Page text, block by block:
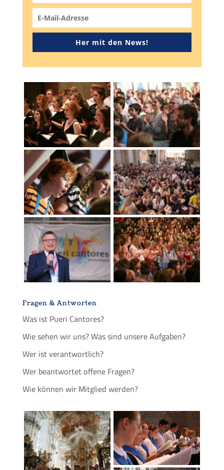
Her mit den News!
Fragen & Antworten
Was ist Pueri Cantores?
Wie sehen wir uns? Was sind unsere Aufgaben?
Wer ist verantwortlich?
Wer beantwortet offene Fragen?
Wie können wir Mitglied werden?